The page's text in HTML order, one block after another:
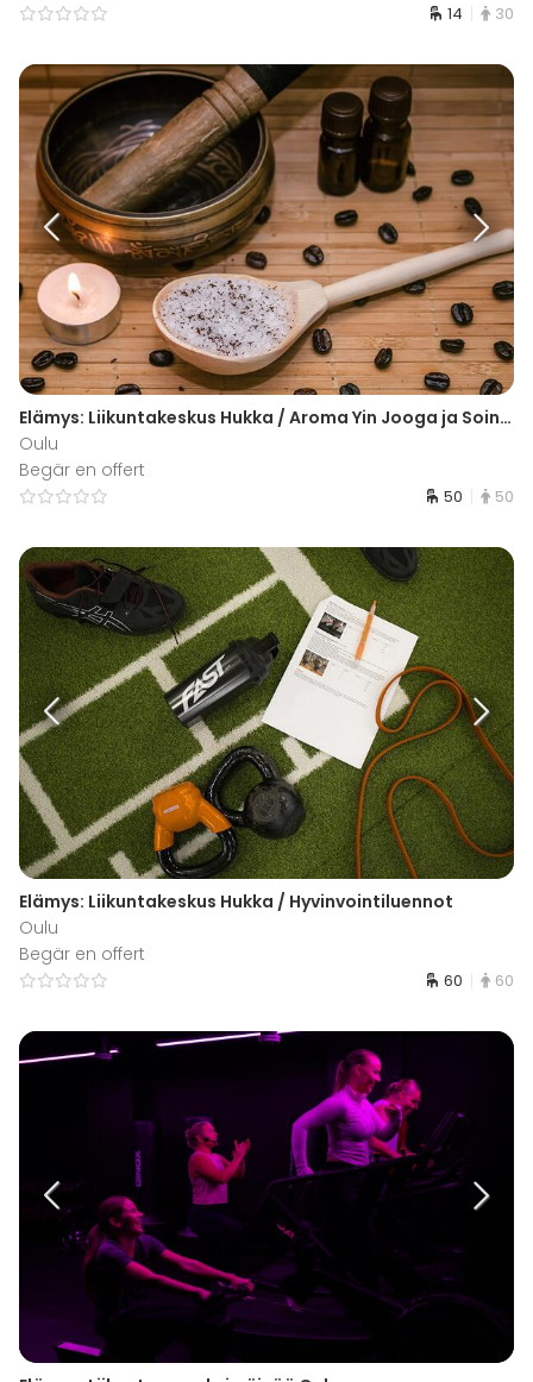
14 30
Elämys: Liikuntakeskus Hukka / Aroma Yin Jooga ja Sointukylpy
Oulu
Begär en offert
50 50
Elämys: Liikuntakeskus Hukka / Hyvinvointiluennot
Oulu
Begär en offert
60 60